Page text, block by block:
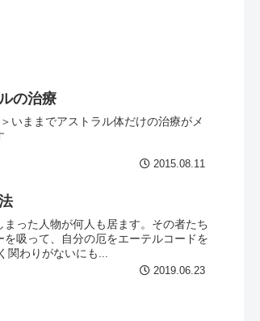
の治療
いままでアストラル体だけの治療がメ
2015.08.11
った人物が何人も居ます。その者たち
吸って、自分の厄をエーテルコードを
わりがないにも...
2019.06.23